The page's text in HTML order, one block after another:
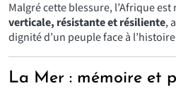
Malgré cette blessure, l’Afrique
verticale, résistante et résiliente,
dignité d’un peuple face à
La Mer : mémoire et